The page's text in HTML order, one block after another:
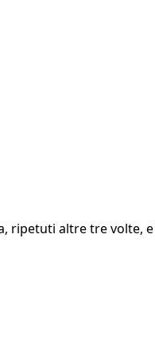
altre tre volte,